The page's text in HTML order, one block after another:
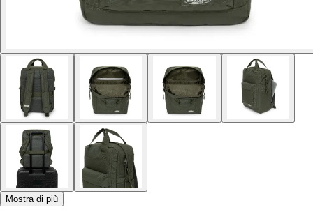
Mostra di più